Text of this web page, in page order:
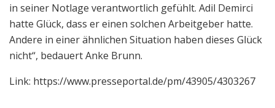
in seiner Notlage verantwortlich gefühlt. Adil Demirci
hatte Glück, dass er einen solchen Arbeitgeber hatte.
Andere in einer ähnlichen Situation haben dieses Glück
nicht“, bedauert Anke Brunn.
Link: https://www.presseportal.de/pm/43905/4303267